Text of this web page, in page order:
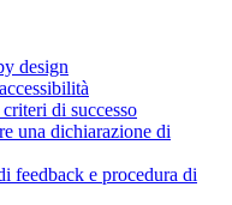
design
di successo
una dichiarazione di
feedback e procedura di